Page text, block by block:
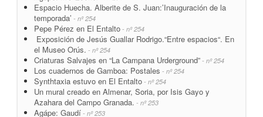
Espacio Huecha. Alberite de S. Juan:’Inauguración de la
temporada’ - nº 254
Pepe Pérez en El Entalto - nº 254
Exposición de Jesús Guallar Rodrigo.“Entre espacios“. En
el Museo Orús. - nº 254
Criaturas Salvajes en “La Campana Urderground” - nº 254
Los cuadernos de Gamboa: Postales - nº 254
Synthtaxia estuvo en El Entalto - nº 254
Un mural creado en Almenar, Soria, por Isis Gayo y
Azahara del Campo Granada. - nº 253
Agápe: Gaudí - nº 253